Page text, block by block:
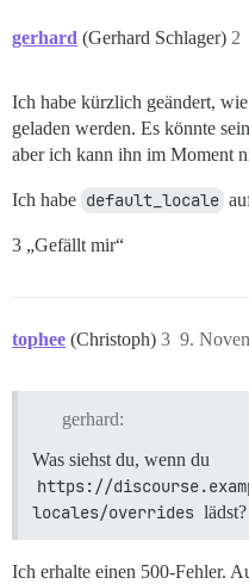
gerhard (Gerhard Schlager) 2
Ich habe kürzlich geändert,
geladen werden. Es könnte
aber ich kann ihn im Moment
Ich habe default_locale
3 „Gefällt mir“
tophee (Christoph) 9.
3
gerhard:
Was siehst du, wenn du
https://
locales/overrides lädst?
Ich erhalte einen 500-Fehler.